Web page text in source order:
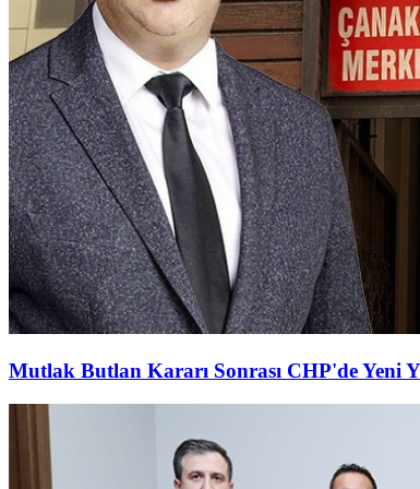
Mutlak Butlan Kararı Sonrası CHP'de Yeni